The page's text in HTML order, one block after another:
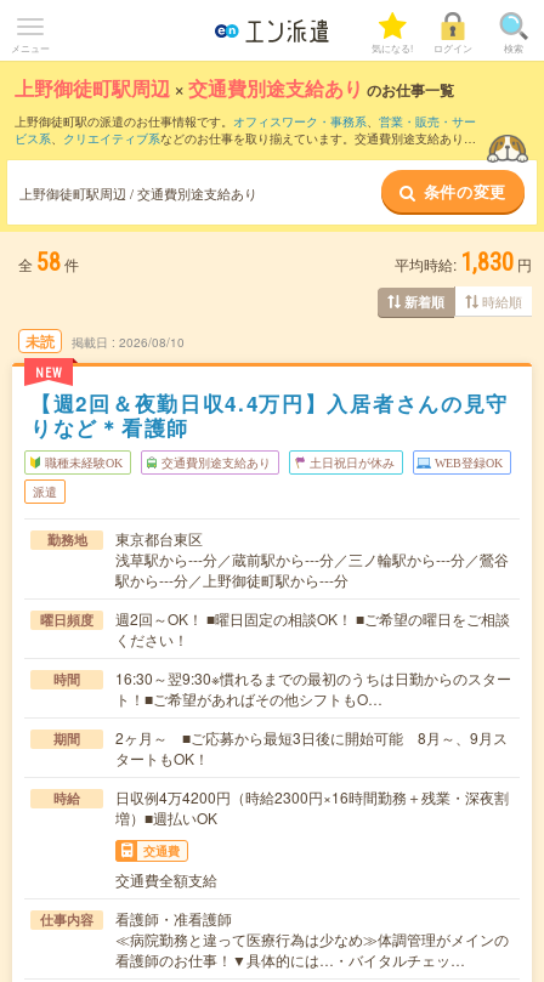
メニュー 気になる! ログイン 検索
上野御徒町駅周辺 ×交通費別途支給あり のお仕事一覧
上野御徒町駅の派遣のお仕事情報です。 オフィスワーク・事務系、 営業・販売・サー
ビス系、 クリエイティブ系などのお仕事を取り揃えています。交通費別途支給ありの
上野御徒町駅周辺 / 交通費別途支給あり 条件の変更
全 58件 平均時給: 1,830 円
新着順 時給順
未読
NEW
掲載日 2026/08/10
【週2回＆夜勤日収4.4万円】入居者さんの見守
りなど＊看護師
職種未経験OK 交通費別途支給あり 土日祝日が休み WEB登録OK
派遣
勤務地
東京都台東区
浅草駅から---分／蔵前駅から---分／三ノ輪駅から---分／鶯谷
駅から---分／上野御徒町駅から---分
曜日頻度
週2回～OK！ ■曜日固定の相談OK！ ■ご希望の曜日をご相談
ください！
時間
16:30～翌9:30※慣れるまでの最初のうちは日勤からのスター
ト！■ご希望があればその他シフトもO…
期間
2ヶ月～ ■ご応募から最短3日後に開始可能 8月～、9月ス
タートもOK！
時給
日収例4万4200円（時給2300円×16時間勤務＋残業・深夜割
増）■週払いOK
交通費
交通費全額支給
仕事内容
看護師・准看護師
≪病院勤務と違って医療行為は少なめ≫体調管理がメインの
看護師のお仕事！▼具体的には…・バイタルチェッ…